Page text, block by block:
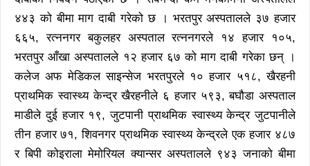
४४३ को बीमा माग दाबी गरेको छ । भरतपुर अस्पतालले ३७ हजार
६६५, रत्ननगर बकुलहर अस्पताल रत्ननगरले १४ हजार १०५,
भरतपुर आँखा अस्पतालले १२ हजार ६७ को माग दाबी गरेका छन् ।
कलेज अफ मेडिकल साइन्सेज भरतपुरले १० हजार ५१८, खैरहनी
प्राथमिक स्वास्थ्य केन्द्र खैरहनीले ६ हजार ५९३, बघौडा अस्पताल
माडीले दुई हजार १९, जुटपानी प्राथमिक स्वास्थ्य केन्द्र जुटपानीले
तीन हजार ७१, शिवनगर प्राथमिक स्वास्थ्य केन्द्रले एक हजार ४८७
र बिपी कोइराला मेमोरियल क्यान्सर अस्पतालले ९४३ जनाको बीमा